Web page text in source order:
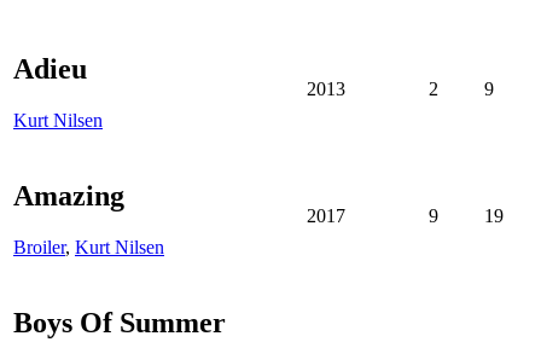
Adieu
Kurt Nilsen
2013 2 9
Amazing
Broiler, Kurt Nilsen
2017 9 19
Boys Of Summer